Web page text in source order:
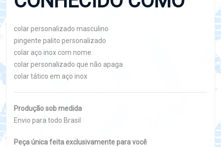
colar personalizado masculino
pingente palito personalizado
colar aço inox com nome
colar personalizado que não apaga
colar tático em aço inox
Produção sob medida
Envio para todo Brasil
Peça única feita exclusivamente para você